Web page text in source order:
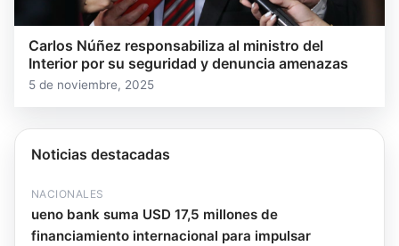
Carlos Núñez responsabiliza al ministro del
Interior por su seguridad y denuncia amenazas
5 de noviembre, 2025
Noticias destacadas
NACIONALES
ueno bank suma USD 17,5 millones de
financiamiento internacional para impulsar